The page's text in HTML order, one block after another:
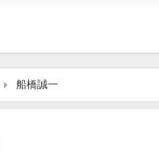
船橋誠一